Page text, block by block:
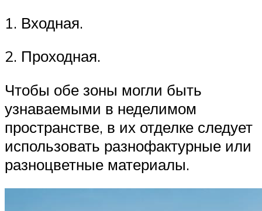
1.​ Входная.
2.​ Проходная.
Чтобы обе зоны могли быть
узнаваемыми в неделимом
пространстве, в их отделке следует
использовать разнофактурные или
разноцветные материалы.